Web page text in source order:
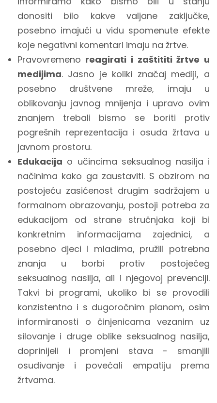
donositi bilo kakve valjane zaključke,
posebno imajući u vidu spomenute efekte
koje negativni komentari imaju na žrtve.
Pravovremeno reagirati i zaštititi žrtve u
medijima. Jasno je koliki značaj mediji, a
posebno društvene mreže, imaju u
oblikovanju javnog mnijenja i upravo ovim
znanjem trebali bismo se boriti protiv
pogrešnih reprezentacija i osuda žrtava u
javnom prostoru.
Edukacija o učincima seksualnog nasilja i
načinima kako ga zaustaviti. S obzirom na
postojeću zasićenost drugim sadržajem u
formalnom obrazovanju, postoji potreba za
edukacijom od strane stručnjaka koji bi
konkretnim informacijama zajednici, a
posebno djeci i mladima, pružili potrebna
znanja u borbi protiv postojećeg
seksualnog nasilja, ali i njegovoj prevenciji.
Takvi bi programi, ukoliko bi se provodili
konzistentno i s dugoročnim planom, osim
informiranosti o činjenicama vezanim uz
silovanje i druge oblike seksualnog nasilja,
doprinijeli i promjeni stava - smanjili
osuđivanje i povećali empatiju prema
žrtvama.